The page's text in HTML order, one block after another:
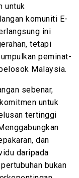
untuk
komuniti E-
ini
tetapi
peminat-
Malaysia.
sebenar,
untuk
tertinggi
dan
daripada
bukan